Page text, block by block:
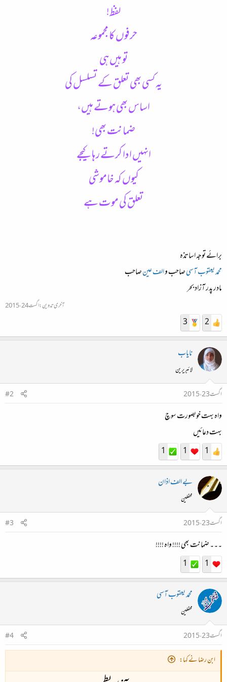
لفظ!
حرفوں کا مجموعہ
تو ہیں ہی
یہ کسی بھی تعلق کے تسلسل کی
اساس بھی ہوتے ہیں،
ضمانت بھی!
انہیں ادا کرتے رہا کیجے
کیوں کہ خاموشی
تعلق کی موت ہے
برائے توجہ اساتذہ
محمد یعقوب آسیصاحب والف عینصاحب
مادر پدر آزاد بحر
آخری تدوین:اگست 24، 2015
2
3
نایاب
لائبریرین
اگست 23، 2015
#2
واہ بہت خوبصورت سوچ
بہت دعائیں
1
1
1
بے الف اذان
محفلین
اگست 23، 2015
#3
۔۔۔ ضمانت بھی !!!! واہ !!!!
1
1
محمد یعقوب آسی
محفلین
اگست 23، 2015
#4
ابن رضا نے کہا: